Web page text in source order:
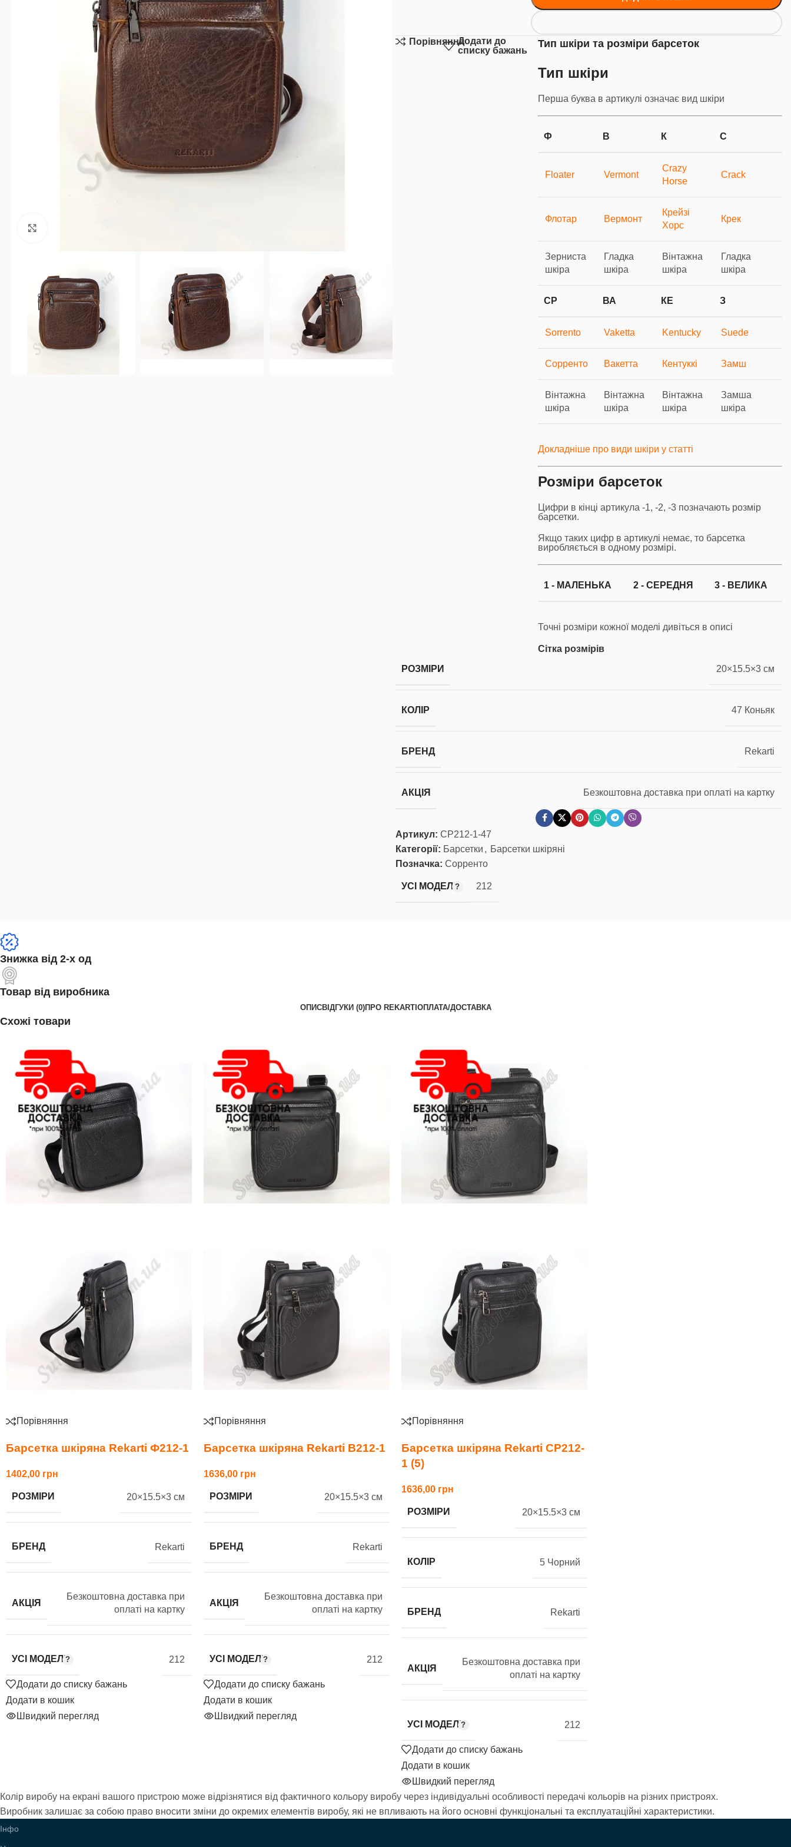
ПорівнянняДодати до
списку бажань
Тип шкіри та розміри барсеток
Тип шкіри
Перша буква в артикулі означає вид шкіри
Ф В К С
Floater Vermont
Crazy
Horse
Crack
Флотар Вермонт
Крейзі
Хорс
Крек
Зерниста
шкіра
Гладка
шкіра
Вінтажна
шкіра
Гладка
шкіра
СР ВА КЕ З
Sorrento Vaketta Kentucky Suede
Сорренто Вакетта Кентуккі Замш
Вінтажна
шкіра
Вінтажна
шкіра
Вінтажна
шкіра
Замша
шкіра
Докладніше про види шкіри у статті
Розміри барсеток
Цифри в кінці артикула -1, -2, -3 позначають розмір
барсетки.
Якщо таких цифр в артикулі немає, то барсетка
виробляється в одному розмірі.
1 - МАЛЕНЬКА 2 - СЕРЕДНЯ 3 - ВЕЛИКА
Точні розміри кожної моделі дивіться в описі
Сітка розмірів
РОЗМІРИ
20×15.5×3 см
КОЛІР 47 Коньяк
БРЕНД Rekarti
АКЦІЯ Безкоштовна доставка при оплаті на картку
Артикул: СР212-1-47
Категорії: Барсетки , Барсетки шкіряні
Позначка: Сорренто
УСІ МОДЕЛІ 212
Знижка від 2-х од
Товар від виробника
ОПИСВІДГУКИ (0)ПРО REKARTI ОПЛАТА/ДОСТАВКА
Схожі товари
Порівняння
Барсетка шкіряна Rekarti Ф212-1
1402,00
РОЗМІРИ 20×15.5×3 см
БРЕНД Rekarti
АКЦІЯ
Безкоштовна доставка при
оплаті на картку
УСІ МОДЕЛІ 212
Додати до списку бажань
Додати в кошик
Швидкий перегляд
Порівняння
Барсетка шкіряна Rekarti В212-1
1636,00
РОЗМІРИ 20×15.5×3 см
БРЕНД Rekarti
АКЦІЯ
Безкоштовна доставка при
оплаті на картку
УСІ МОДЕЛІ 212
Додати до списку бажань
Додати в кошик
Швидкий перегляд
Порівняння
Барсетка шкіряна Rekarti СР212-
1 (5)
1636,00
РОЗМІРИ 20×15.5×3 см
КОЛІР 5 Чорний
БРЕНД Rekarti
АКЦІЯ
Безкоштовна доставка при
оплаті на картку
УСІ МОДЕЛІ 212
Додати до списку бажань
Додати в кошик
Швидкий перегляд
Колір виробу на екрані вашого пристрою може відрізнятися від фактичного кольору виробу через індивідуальні особливості передачі кольорів на різних пристроях.
Виробник залишає за собою право вносити зміни до окремих елементів виробу, які не впливають на його основні функціональні та експлуатаційні характеристики.
Інфо